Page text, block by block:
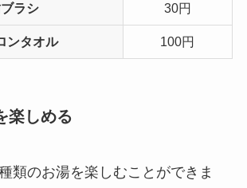
ラシ 30円
ンタオル 100円
楽しめる
類のお湯を楽しむことができま